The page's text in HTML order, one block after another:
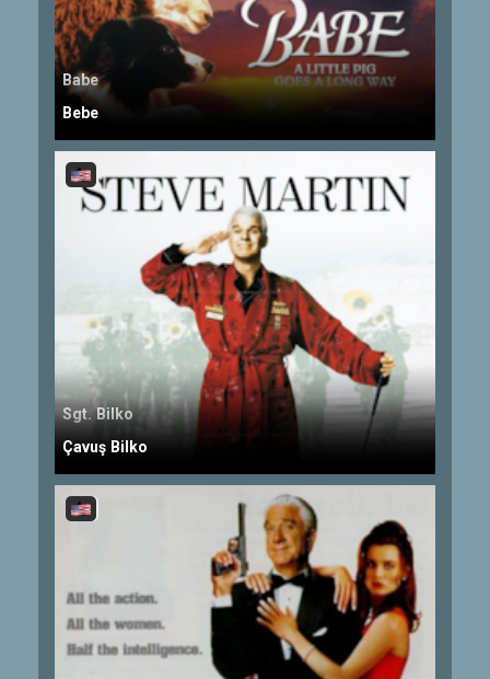
Babe
Bebe
Sgt. Bilko
Çavuş Bilko